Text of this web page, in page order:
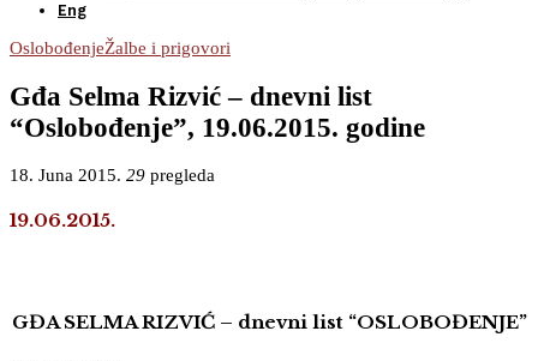
Eng
OslobođenjeŽalbe i prigovori
Gđa Selma Rizvić – dnevni list
“Oslobođenje”, 19.06.2015. godine
18. Juna 2015. 29 pregleda
19.06.2015.
GĐA SELMA RIZVIĆ – dnevni list “OSLOBOĐENJE”